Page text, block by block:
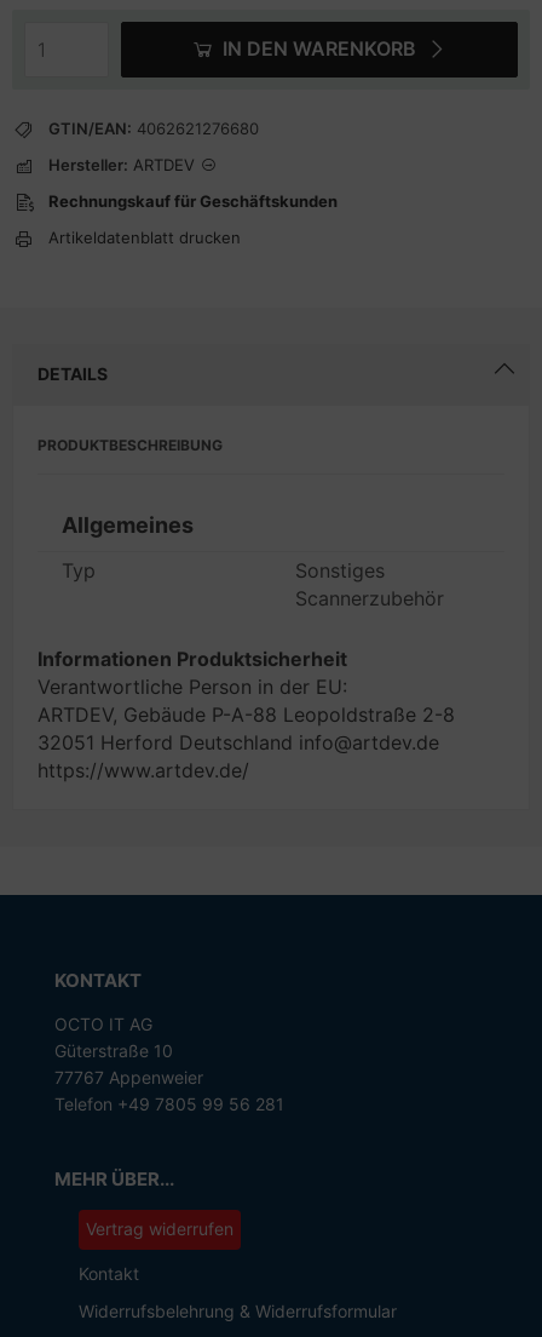
IN DEN WARENKORB
GTIN/EAN: 4062621276680
Hersteller: ARTDEV
Rechnungskauf für Geschäftskunden
Artikeldatenblatt drucken
DETAILS
PRODUKTBESCHREIBUNG
Allgemeines
Typ
Sonstiges
Scannerzubehör
Informationen Produktsicherheit
Verantwortliche Person in der EU:
ARTDEV, Gebäude P-A-88 Leopoldstraße 2-8
32051 Herford Deutschland info@artdev.de
https://www.artdev.de/
KONTAKT
OCTO IT AG
Güterstraße 10
77767 Appenweier
Telefon +49 7805 99 56 281
MEHR ÜBER...
Vertrag widerrufen
Kontakt
Widerrufsbelehrung & Widerrufsformular